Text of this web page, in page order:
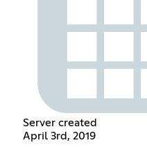
Server created
April 3rd, 2019